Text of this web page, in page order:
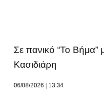
Σε πανικό “Το Βήμα”
Κασιδιάρη
06/08/2026 13:34